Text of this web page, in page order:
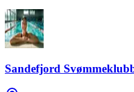
Sandefjord